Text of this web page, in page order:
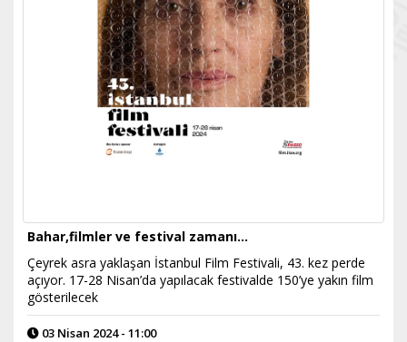
Bahar,filmler ve festival zamanı...
Çeyrek asra yaklaşan İstanbul Film Festivali, 43. kez perde
açıyor. 17-28 Nisan’da yapılacak festivalde 150’ye yakın film
gösterilecek
03 Nisan 2024 - 11:00